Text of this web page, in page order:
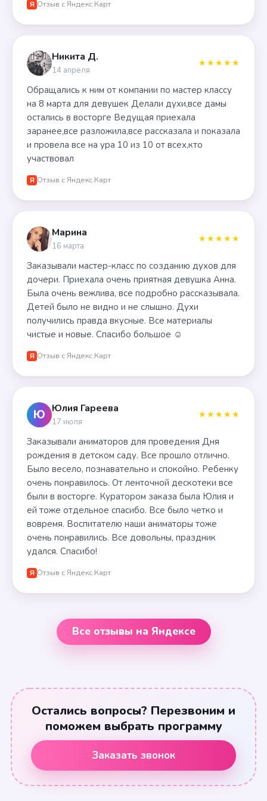
Я Отзыв с Яндекс.Карт
Никита Д.
14 апреля
★★★★★
Обращались к ним от компании по мастер классу
на 8 марта для девушек Делали духи,все дамы
остались в восторге Ведущая приехала
заранее,все разложила,все рассказала и показала
и провела все на ура 10 из 10 от всех,кто
участвовал
Я Отзыв с Яндекс.Карт
Марина
16 марта
★★★★★
Заказывали мастер-класс по созданию духов для
дочери. Приехала очень приятная девушка Анна.
Была очень вежлива, все подробно рассказывала.
Детей было не видно и не слышно. Духи
получились правда вкусные. Все материалы
чистые и новые. Спасибо большое ☺️
Я Отзыв с Яндекс.Карт
Ю Юлия Гареева
17 июля
★★★★★
Заказывали аниматоров для проведения Дня
рождения в детском саду. Все прошло отлично.
Было весело, познавательно и спокойно. Ребенку
очень понравилось. От ленточной дескотеки все
были в восторге. Куратором заказа была Юлия и
ей тоже отдельное спасибо. Все было четко и
вовремя. Воспитателю наши аниматоры тоже
очень понравились. Все довольны, праздник
удался. Спасибо!
Я Отзыв с Яндекс.Карт
Все отзывы на Яндексе
Остались вопросы? Перезвоним и
поможем выбрать программу
Заказать звонок